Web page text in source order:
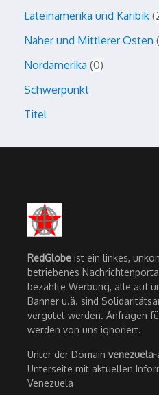
Lateinamerika und Karibik
Naher und Mittlerer Osten
Nordamerika 0
Schwerpunkt
Titel
RedGlobe ist ein linkes,
betriebenes
bezahlte Werbung, alle auf
Banner u.ä. sind
vergütet werden. Anfragen
werden von uns ignoriert.
Unter der Domain
Unterseite mit aktuellen
Venezuela